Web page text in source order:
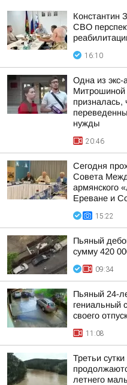
Константин
СВО
16:10
Одна из экс-
Митрошиной
призналась,
нужды
20:46
Сегодня
Совета
армянского
Ереване и
15:22
Пьяный
сумму 420
09:34
Пьяный 24-
гениальный
своего
11:08
Третьи
летнего